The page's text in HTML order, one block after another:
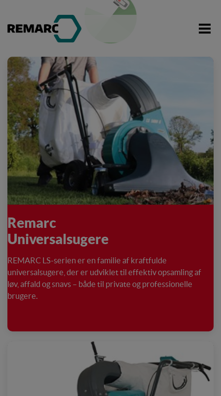
Remarc
Universalsugere
REMARC LS-serien er en familie af kraftfulde
universalsugere, der er udviklet til effektiv opsamling af
løv, affald og snavs – både til private og professionelle
brugere.